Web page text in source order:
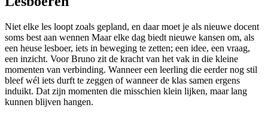
Niet elke les loopt zoals gepland, en daar moet je als nieuwe docent
soms best aan wennen Maar elke dag biedt nieuwe kansen om, als
een heuse lesboer, iets in beweging te zetten; een idee, een vraag,
een inzicht. Voor Bruno zit de kracht van het vak in die kleine
momenten van verbinding. Wanneer een leerling die eerder nog stil
bleef wél iets durft te zeggen of wanneer de klas samen ergens
induikt. Dat zijn momenten die misschien klein lijken, maar lang
kunnen blijven hangen.